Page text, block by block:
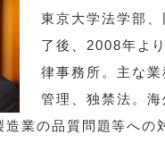
東京大学法学部
了後、2008年よ
律事務所。主な
管理、独禁法。海
造業の品質問題等への